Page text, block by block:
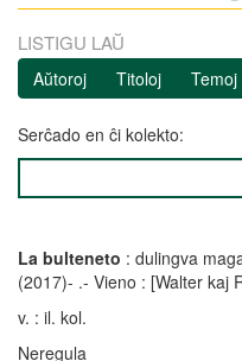
LISTIGU LAŬ
Aŭtoroj Titoloj Temoj
Serĉado en ĉi kolekto:
La bulteneto : dulingva
(2017)- .- Vieno : [Walter kaj
v. : il. kol.
Neregula